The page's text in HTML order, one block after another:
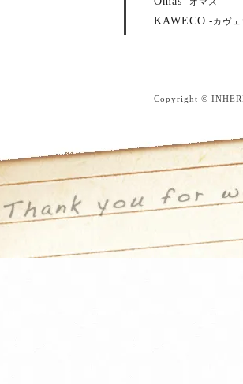
KAWECO -カヴェ
Copyright ©